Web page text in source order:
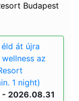
Budapest
át újra
az
1 night)
2026.08.31